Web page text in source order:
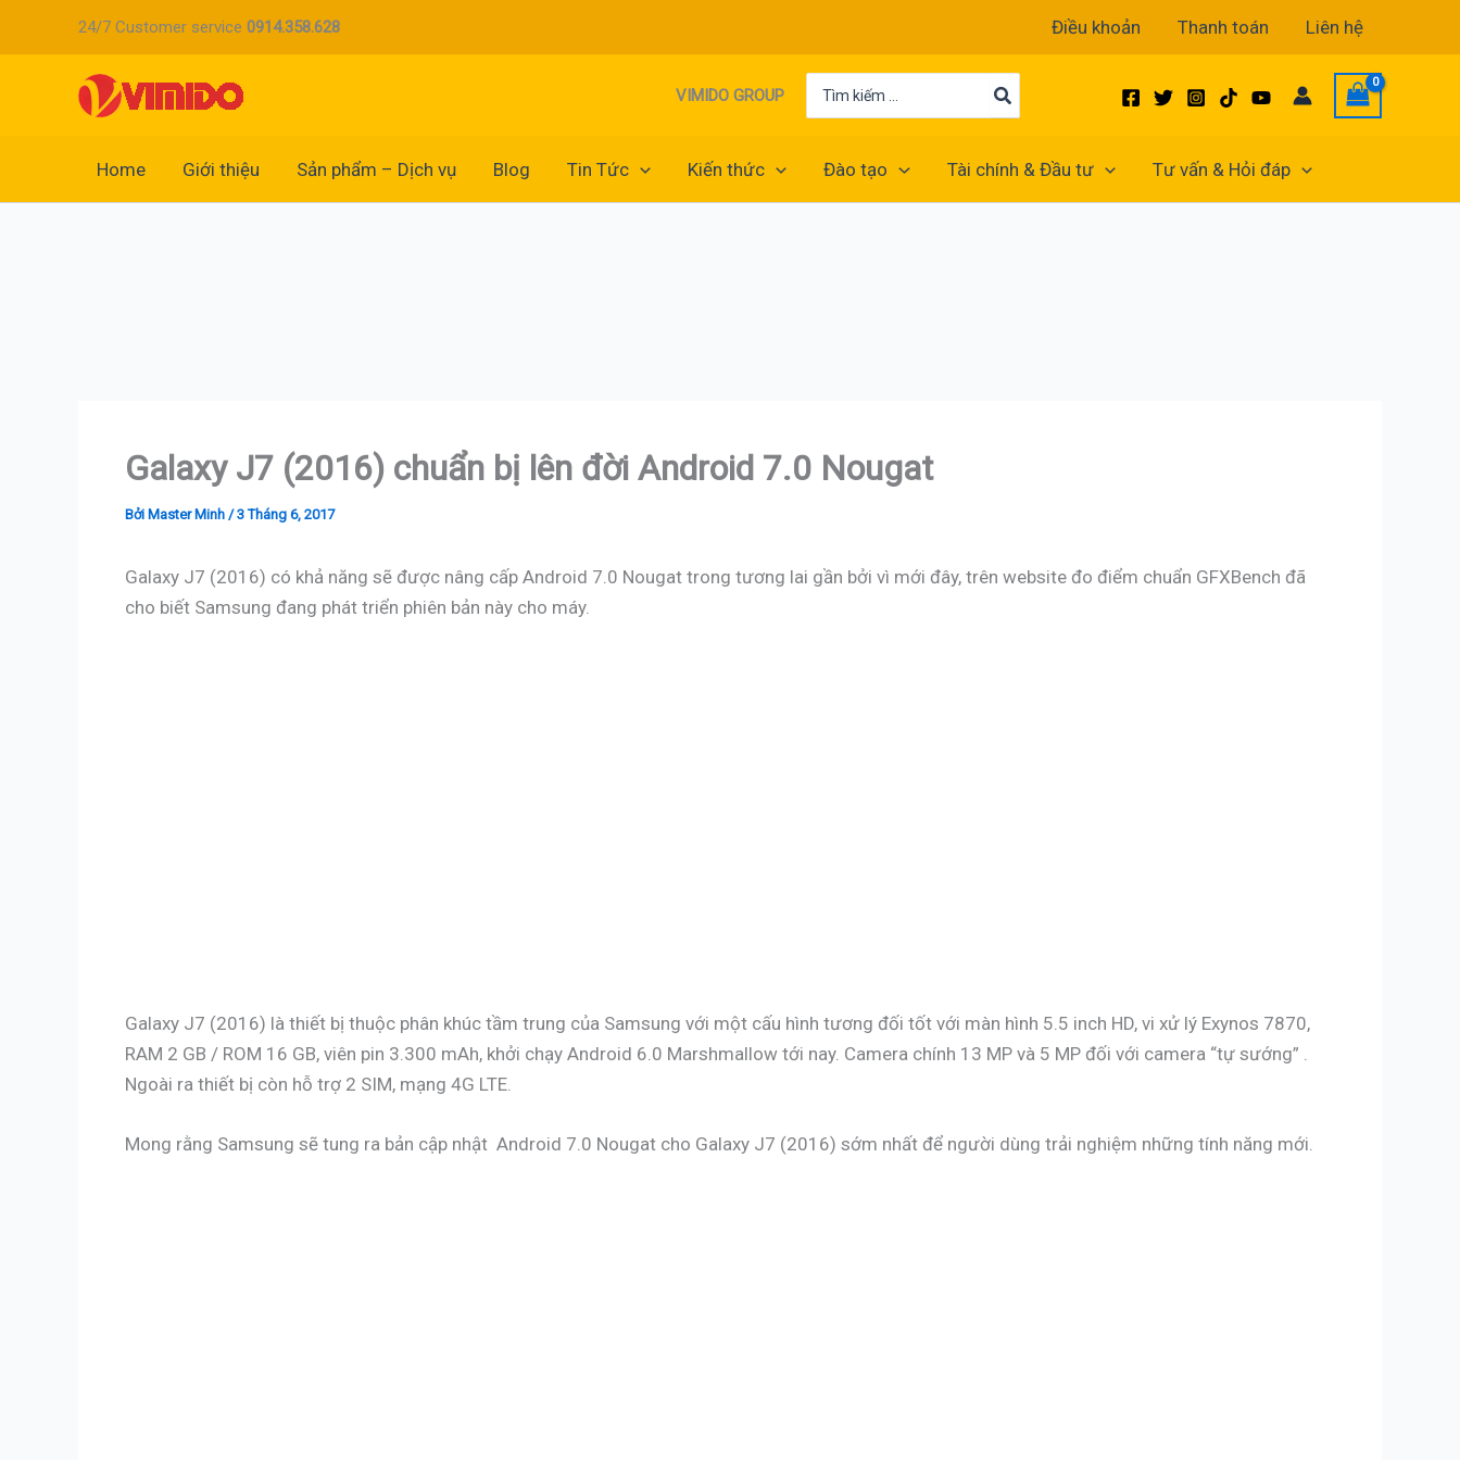
24/7 Customer service 0914.358.628 Điều khoản Thanh toán Liên hệ
VIMIDO GROUP
for:
Home Giới thiệu Sản phẩm – Dịch vụ Blog Tin Tức Kiến thức Đào tạo Tài chính & Đầu tư Tư vấn & Hỏi đáp
Galaxy J7 (2016) chuẩn bị lên đời Android 7.0 Nougat
Bởi Master Minh /3 Tháng 6, 2017
Galaxy J7 (2016) có khả năng sẽ được nâng cấp Android 7.0 Nougat trong tương lai gần bởi vì mới đây, trên website đo điểm chuẩn GFXBench đã
cho biết Samsung đang phát triển phiên bản này cho máy.
Galaxy J7 (2016) là thiết bị thuộc phân khúc tầm trung của Samsung với một cấu hình tương đối tốt với màn hình 5.5 inch HD, vi xử lý Exynos 7870,
RAM 2 GB / ROM 16 GB, viên pin 3.300 mAh, khởi chạy Android 6.0 Marshmallow tới nay. Camera chính 13 MP và 5 MP đối với camera “tự sướng” .
Ngoài ra thiết bị còn hỗ trợ 2 SIM, mạng 4G LTE.
Mong rằng Samsung sẽ tung ra bản cập nhật Android 7.0 Nougat cho Galaxy J7 (2016) sớm nhất để người dùng trải nghiệm những tính năng mới.